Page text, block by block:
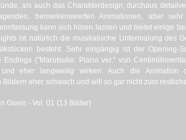
als auch das Charakterdesign, durchaus
bemerkenswerten Animationen, aber
kann sich hören lassen und bietet einige
ist natürlich die musikalische Untermalung des
besteht. Sehr eingängig ist der Opening-
Endings ("Marutsuke: Piano ver." von
und eher langweilig wirken. Auch die
Bildern eher schwach und will so gar nicht zum
Given - Vol. 01 (13 Bilder)